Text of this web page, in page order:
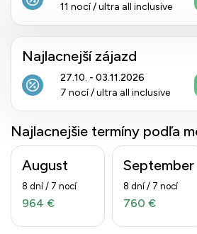
11 nocí / ultra all inclusive
Najlacnejší zájazd
27.10. - 03.11.2026
7 nocí / ultra all inclusive
Najlacnejšie termíny podľa
August
8 dní / 7 nocí
964 €
September
8 dní / 7 nocí
760 €